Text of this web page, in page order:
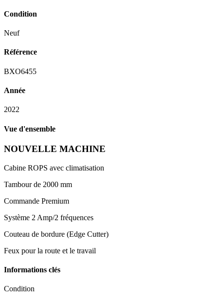
Condition
Neuf
Référence
BXO6455
Année
2022
Vue d'ensemble
NOUVELLE MACHINE
Cabine ROPS avec climatisation
Tambour de 2000 mm
Commande Premium
Système 2 Amp/2 fréquences
Couteau de bordure (Edge Cutter)
Feux pour la route et le travail
Informations clés
Condition